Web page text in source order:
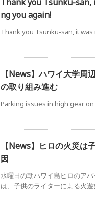
ng you again!
Thank you Tsunku-san, it was
【News】ハワイ大学周
の取り組み進む
Parking issues in high gear on
【News】ヒロの火災は
因
水曜日の朝ハワイ島ヒロのア
は、子供のライターによる火遊